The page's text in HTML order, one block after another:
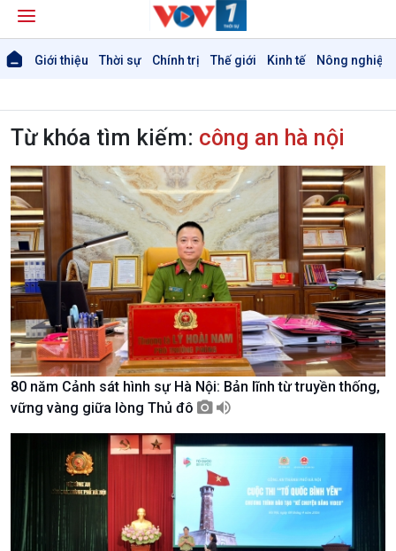
Giới thiệu Thời sự Chính trị Thế giới Kinh tế Nông nghiệp
Giới thiệu
Thời sự
Thời sự 6h
Thời sự 12h
Thời sự 18h
Từ khóa tìm kiếm: công an hà nội
80 năm Cảnh sát hình sự Hà Nội: Bản lĩnh từ truyền thống,
vững vàng giữa lòng Thủ đô